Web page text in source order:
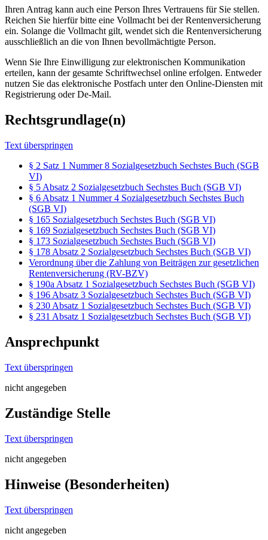
Ihren Antrag kann auch eine Person Ihres Vertrauens für Sie stellen.
Reichen Sie hierfür bitte eine Vollmacht bei der Rentenversicherung
ein. Solange die Vollmacht gilt, wendet sich die Rentenversicherung
ausschließlich an die von Ihnen bevollmächtigte Person.
Wenn Sie Ihre Einwilligung zur elektronischen Kommunikation
erteilen, kann der gesamte Schriftwechsel online erfolgen. Entweder
nutzen Sie das elektronische Postfach unter den Online-Diensten mit
Registrierung oder De-Mail.
Rechtsgrundlage(n)
Text überspringen
§ 2 Satz 1 Nummer 8 Sozialgesetzbuch Sechstes Buch (SGB
VI)
§ 5 Absatz 2 Sozialgesetzbuch Sechstes Buch (SGB VI)
§ 6 Absatz 1 Nummer 4 Sozialgesetzbuch Sechstes Buch
(SGB VI)
§ 165 Sozialgesetzbuch Sechstes Buch (SGB VI)
§ 169 Sozialgesetzbuch Sechstes Buch (SGB VI)
§ 173 Sozialgesetzbuch Sechstes Buch (SGB VI)
§ 178 Absatz 2 Sozialgesetzbuch Sechstes Buch (SGB VI)
Verordnung über die Zahlung von Beiträgen zur gesetzlichen
Rentenversicherung (RV-BZV)
§ 190a Absatz 1 Sozialgesetzbuch Sechstes Buch (SGB VI)
§ 196 Absatz 3 Sozialgesetzbuch Sechstes Buch (SGB VI)
§ 230 Absatz 1 Sozialgesetzbuch Sechstes Buch (SGB VI)
§ 231 Absatz 1 Sozialgesetzbuch Sechstes Buch (SGB VI)
Ansprechpunkt
Text überspringen
nicht angegeben
Zuständige Stelle
Text überspringen
nicht angegeben
Hinweise (Besonderheiten)
Text überspringen
nicht angegeben